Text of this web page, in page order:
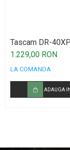
Tascam DR-40XP
1.229,00 RON
LA COMANDA
ADAUGA